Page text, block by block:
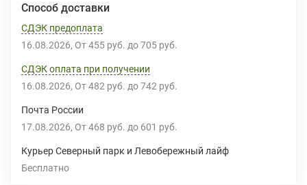
Способ доставки
СДЭК предоплата
16.08.2026 От 455 руб. до 705 руб.
СДЭК оплата при получении
16.08.2026 От 482 руб. до 742 руб.
Почта России
17.08.2026 От 468 руб. до 601 руб.
Курьер Северный парк и Левобережный лайф
Бесплатно